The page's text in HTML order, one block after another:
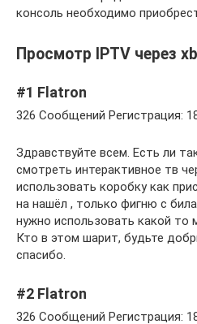
консоль необходимо
Просмотр IPTV через
#1 Flatron
326 Сообщений Регистрация:
Здравствуйте всем. Есть ли
смотреть интерактивное тв
использовать коробку как
на нашёл , только фигню с
нужно использовать какой то
Кто в этом шарит, будьте
спасибо.
#2 Flatron
326 Сообщений Регистрация: